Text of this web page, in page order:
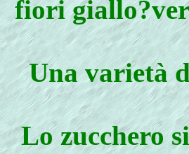
fiori
Una varietà
Lo zucchero